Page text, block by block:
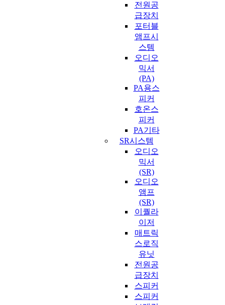
전원공
급장치
포터블
앰프시
스템
오디오
믹서
(PA)
PA용스
피커
호온스
피커
PA기타
SR시스템
오디오
믹서
(SR)
오디오
앰프
(SR)
이퀄라
이저
매트릭
스로직
유닛
전원공
급장치
스피커
스피커